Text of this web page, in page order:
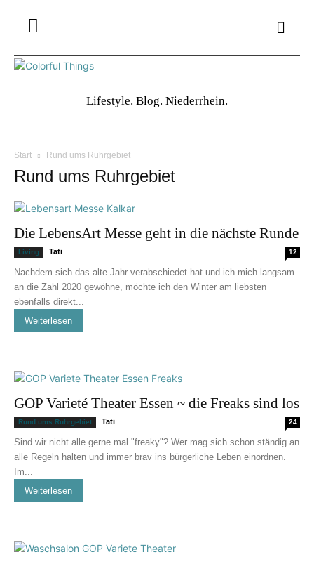
Lifestyle. Blog. Niederrhein.
Start Rund ums Ruhrgebiet
Rund ums Ruhrgebiet
Die LebensArt Messe geht in die nächste Runde
Living Tati 12
Nachdem sich das alte Jahr verabschiedet hat und ich mich langsam
an die Zahl 2020 gewöhne, möchte ich den Winter am liebsten
ebenfalls direkt...
Weiterlesen
GOP Varieté Theater Essen ~ die Freaks sind los
Rund ums Ruhrgebiet Tati 24
Sind wir nicht alle gerne mal "freaky"? Wer mag sich schon ständig an
alle Regeln halten und immer brav ins bürgerliche Leben einordnen.
Im...
Weiterlesen